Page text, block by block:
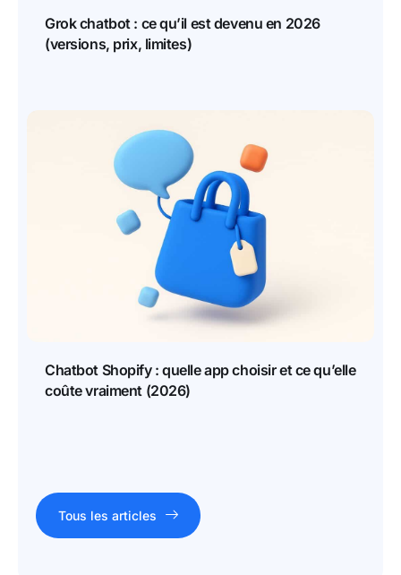
Grok chatbot : ce qu’il est devenu en 2026
(versions, prix, limites)
Chatbot Shopify : quelle app choisir et ce qu’elle
coûte vraiment (2026)
Tous les articles